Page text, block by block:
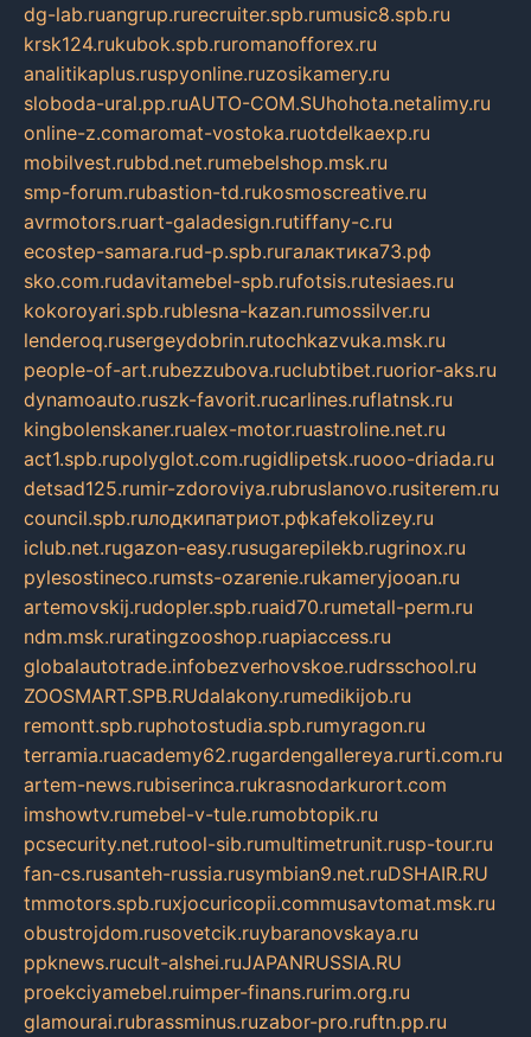
dg-lab.ruangrup.rurecruiter.spb.rumusic8.spb.ru
krsk124.rukubok.spb.ruromanofforex.ru
analitikaplus.ruspyonline.ruzosikamery.ru
sloboda-ural.pp.ruAUTO-COM.SUhohota.netalimy.ru
online-z.comaromat-vostoka.ruotdelkaexp.ru
mobilvest.rubbd.net.rumebelshop.msk.ru
smp-forum.rubastion-td.rukosmoscreative.ru
avrmotors.ruart-galadesign.rutiffany-c.ru
ecostep-samara.rud-p.spb.ruгалактика73.рф
sko.com.rudavitamebel-spb.rufotsis.rutesiaes.ru
kokoroyari.spb.rublesna-kazan.rumossilver.ru
lenderoq.rusergeydobrin.rutochkazvuka.msk.ru
people-of-art.rubezzubova.ruclubtibet.ruorior-aks.ru
dynamoauto.ruszk-favorit.rucarlines.ruflatnsk.ru
kingbolenskaner.rualex-motor.ruastroline.net.ru
act1.spb.rupolyglot.com.rugidlipetsk.ruooo-driada.ru
detsad125.rumir-zdoroviya.rubruslanovo.rusiterem.ru
council.spb.ruлодкипатриот.рфkafekolizey.ru
iclub.net.rugazon-easy.rusugarepilekb.rugrinox.ru
pylesostineco.rumsts-ozarenie.rukameryjooan.ru
artemovskij.rudopler.spb.ruaid70.rumetall-perm.ru
ndm.msk.ruratingzooshop.ruapiaccess.ru
globalautotrade.infobezverhovskoe.rudrsschool.ru
ZOOSMART.SPB.RUdalakony.rumedikijob.ru
remontt.spb.ruphotostudia.spb.rumyragon.ru
terramia.ruacademy62.rugardengallereya.rurti.com.ru
artem-news.rubiserinca.rukrasnodarkurort.com
imshowtv.rumebel-v-tule.rumobtopik.ru
pcsecurity.net.rutool-sib.rumultimetrunit.rusp-tour.ru
fan-cs.rusanteh-russia.rusymbian9.net.ruDSHAIR.RU
tmmotors.spb.ruxjocuricopii.commusavtomat.msk.ru
obustrojdom.rusovetcik.ruybaranovskaya.ru
ppknews.rucult-alshei.ruJAPANRUSSIA.RU
proekciyamebel.ruimper-finans.rurim.org.ru
glamourai.rubrassminus.ruzabor-pro.ruftn.pp.ru